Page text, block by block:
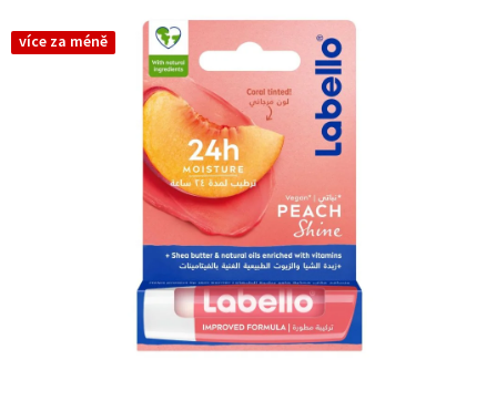
z 5
hvězdiček.
více za méně